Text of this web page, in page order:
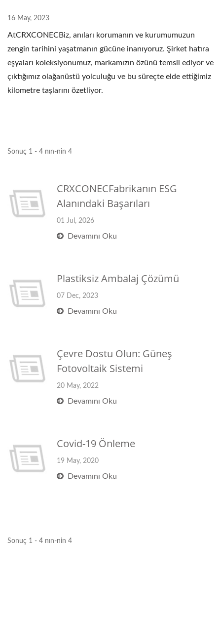
16 May, 2023
AtCRXCONECBiz, anıları korumanın ve kurumumuzun
zengin tarihini yaşatmanın gücüne inanıyoruz. Şirket hatıra
eşyaları koleksiyonumuz, markamızın özünü temsil ediyor ve
çıktığımız olağanüstü yolculuğu ve bu süreçte elde ettiğimiz
kilometre taşlarını özetliyor.
Sonuç 1 - 4 nın-nin 4
CRXCONECFabrikanın ESG
Alanındaki Başarıları
01 Jul, 2026
Devamını Oku
Plastiksiz Ambalaj Çözümü
07 Dec, 2023
Devamını Oku
Çevre Dostu Olun: Güneş
Fotovoltaik Sistemi
20 May, 2022
Devamını Oku
Covid-19 Önleme
19 May, 2020
Devamını Oku
Sonuç 1 - 4 nın-nin 4